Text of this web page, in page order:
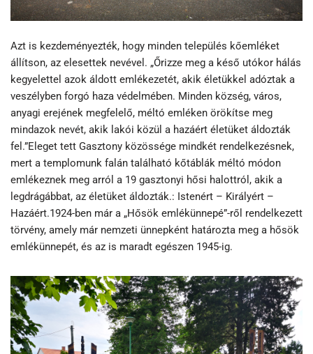
Azt is kezdeményezték, hogy minden település kőemléket
állítson, az elesettek nevével. „Őrizze meg a késő utókor hálás
kegyelettel azok áldott emlékezetét, akik életükkel adóztak a
veszélyben forgó haza védelmében. Minden község, város,
anyagi erejének megfelelő, méltó emléken örökítse meg
mindazok nevét, akik lakói közül a hazáért életüket áldozták
fel.”Eleget tett Gasztony közössége mindkét rendelkezésnek,
mert a templomunk falán található kőtáblák méltó módon
emlékeznek meg arról a 19 gasztonyi hősi halottról, akik a
legdrágábbat, az életüket áldozták.: Istenért – Királyért –
Hazáért.1924-ben már a „Hősök emlékünnepé”-ről rendelkezett
törvény, amely már nemzeti ünnepként határozta meg a hősök
emlékünnepét, és az is maradt egészen 1945-ig.